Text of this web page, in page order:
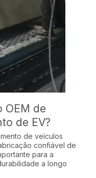
OEM de
de EV?
de veículos
confiável de
para a
a longo